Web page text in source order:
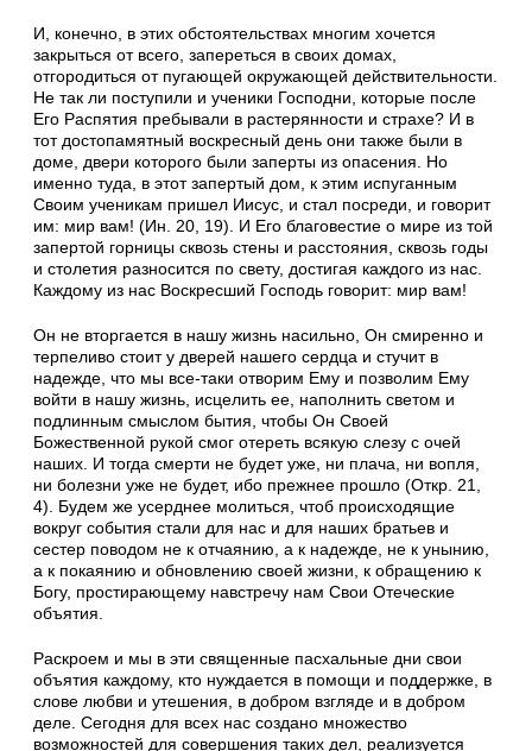
И, конечно, в этих обстоятельствах многим хочется
закрыться от всего, запереться в своих домах,
отгородиться от пугающей окружающей действительности.
Не так ли поступили и ученики Господни, которые после
Его Распятия пребывали в растерянности и страхе? И в
тот достопамятный воскресный день они также были в
доме, двери которого были заперты из опасения. Но
именно туда, в этот запертый дом, к этим испуганным
Своим ученикам пришел Иисус, и стал посреди, и говорит
им: мир вам! (Ин. 20, 19). И Его благовестие о мире из той
запертой горницы сквозь стены и расстояния, сквозь годы
и столетия разносится по свету, достигая каждого из нас.
Каждому из нас Воскресший Господь говорит: мир вам!
Он не вторгается в нашу жизнь насильно, Он смиренно и
терпеливо стоит у дверей нашего сердца и стучит в
надежде, что мы все-таки отворим Ему и позволим Ему
войти в нашу жизнь, исцелить ее, наполнить светом и
подлинным смыслом бытия, чтобы Он Своей
Божественной рукой смог отереть всякую слезу с очей
наших. И тогда смерти не будет уже, ни плача, ни вопля,
ни болезни уже не будет, ибо прежнее прошло (Откр. 21,
4). Будем же усерднее молиться, чтоб происходящие
вокруг события стали для нас и для наших братьев и
сестер поводом не к отчаянию, а к надежде, не к унынию,
а к покаянию и обновлению своей жизни, к обращению к
Богу, простирающему навстречу нам Свои Отеческие
объятия.
Раскроем и мы в эти священные пасхальные дни свои
объятия каждому, кто нуждается в помощи и поддержке, в
слове любви и утешения, в добром взгляде и в добром
деле. Сегодня для всех нас создано множество
возможностей для совершения таких дел, реализуется